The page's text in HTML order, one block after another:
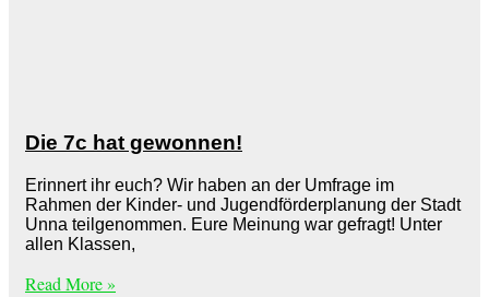
Die 7c hat gewonnen!
Erinnert ihr euch? Wir haben an der Umfrage im
Rahmen der Kinder- und Jugendförderplanung der Stadt
Unna teilgenommen. Eure Meinung war gefragt! Unter
allen Klassen,
Read More »